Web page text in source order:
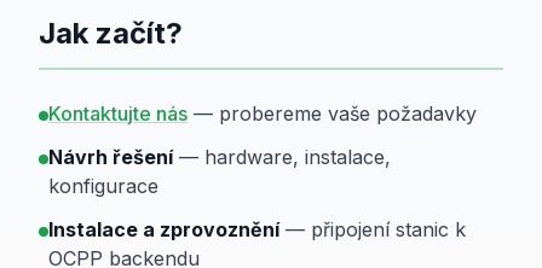
Jak začít?
Kontaktujte nás — probereme vaše požadavky
Návrh řešení— hardware, instalace,
konfigurace
Instalace a zprovoznění— připojení stanic k
OCPP backendu